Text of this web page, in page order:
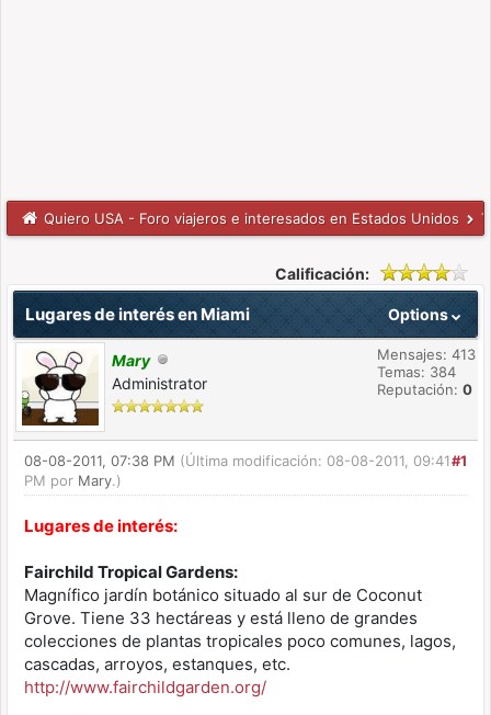
Quiero USA - Foro viajeros e interesados en Estados Unidos
Calificación:
Options
Lugares de interés en Miami
Mary
Administrator
Mensajes: 413
Temas: 384
Reputación: 0
#1
08-08-2011, 07:38 PM (Última modificación: 08-08-2011, 09:41
PM por Mary.)
Lugares de interés:
Fairchild Tropical Gardens:
Magnífico jardín botánico situado al sur de Coconut
Grove. Tiene 33 hectáreas y está lleno de grandes
colecciones de plantas tropicales poco comunes, lagos,
cascadas, arroyos, estanques, etc.
http://www.fairchildgarden.org/